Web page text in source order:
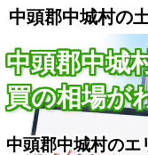
中頭郡中城村の
中頭郡中城
買の相場が
中頭郡中城村のエ